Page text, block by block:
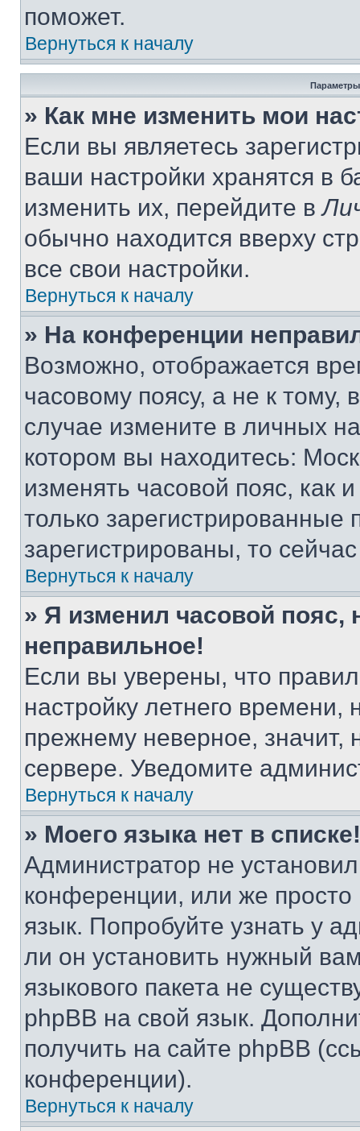
поможет.
Вернуться к началу
Параметры
» Как мне изменить мои
Если вы являетесь
ваши настройки хранятся в
изменить их, перейдите в
обычно находится вверху
все свои настройки.
Вернуться к началу
» На конференции
Возможно, отображается
часовому поясу, а не к тому,
случае измените в личных
котором вы находитесь:
изменять часовой пояс, как
только
зарегистрированы, то
Вернуться к началу
» Я изменил часовой пояс,
неправильное!
Если вы уверены, что
настройку летнего
прежнему неверное, значит,
сервере. Уведомите
Вернуться к началу
» Моего языка нет в списке!
Администратор не
конференции, или же
язык. Попробуйте узнать у
ли он установить нужный
языкового пакета не
phpBB на свой язык.
получить на сайте phpBB
конференции).
Вернуться к началу